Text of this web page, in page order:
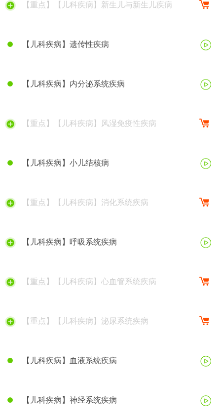
【重点】【儿科疾病】新生儿与新生儿疾病
【儿科疾病】遗传性疾病
【儿科疾病】内分泌系统疾病
【重点】【儿科疾病】风湿免疫性疾病
【儿科疾病】小儿结核病
【重点】【儿科疾病】消化系统疾病
【儿科疾病】呼吸系统疾病
【重点】【儿科疾病】心血管系统疾病
【重点】【儿科疾病】泌尿系统疾病
【儿科疾病】血液系统疾病
【儿科疾病】神经系统疾病